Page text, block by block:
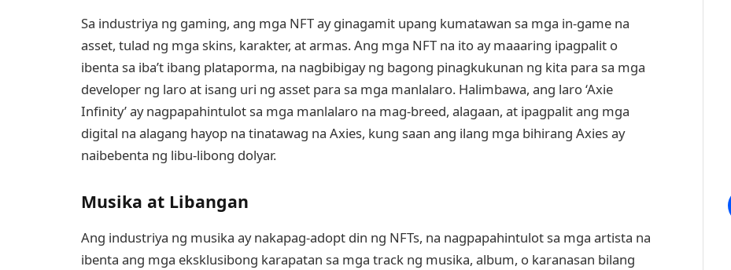
Sa industriya ng gaming, ang mga NFT ay ginagamit upang kumatawan sa mga in-game na
asset, tulad ng mga skins, karakter, at armas. Ang mga NFT na ito ay maaaring ipagpalit o
ibenta sa iba’t ibang plataporma, na nagbibigay ng bagong pinagkukunan ng kita para sa mga
developer ng laro at isang uri ng asset para sa mga manlalaro. Halimbawa, ang laro ‘Axie
Infinity’ ay nagpapahintulot sa mga manlalaro na mag-breed, alagaan, at ipagpalit ang mga
digital na alagang hayop na tinatawag na Axies, kung saan ang ilang mga bihirang Axies ay
naibebenta ng libu-libong dolyar.
Musika at Libangan
Ang industriya ng musika ay nakapag-adopt din ng NFTs, na nagpapahintulot sa mga artista na
ibenta ang mga eksklusibong karapatan sa mga track ng musika, album, o karanasan bilang